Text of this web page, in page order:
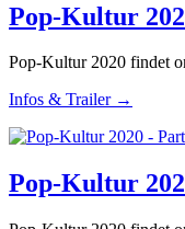
Pop-Kultur
Pop-Kultur 2020 findet
Infos & Trailer →
Pop-Kultur